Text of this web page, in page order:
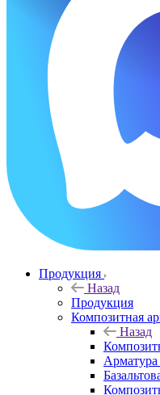
Продукция
Назад
Продукция
Композитная
Назад